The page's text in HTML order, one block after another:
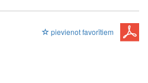
pievienot favorītiem